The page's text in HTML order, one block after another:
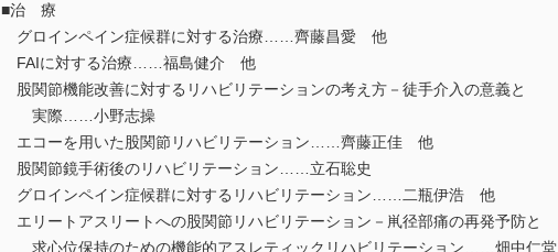
■治 療
グロインペイン症候群に対する治療……齊藤昌愛 他
FAIに対する治療……福島健介 他
股関節機能改善に対するリハビリテーションの考え方－徒手介入の意義と
実際……小野志操
エコーを用いた股関節リハビリテーション……齊藤正佳 他
股関節鏡手術後のリハビリテーション……立石聡史
グロインペイン症候群に対するリハビリテーション……二瓶伊浩 他
エリートアスリートへの股関節リハビリテーション－鼡径部痛の再発予防と
求心位保持のための機能的アスレティックリハビリテーション……畑中仁堂